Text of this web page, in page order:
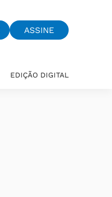
ASSINE
EDIÇÃO DIGITAL